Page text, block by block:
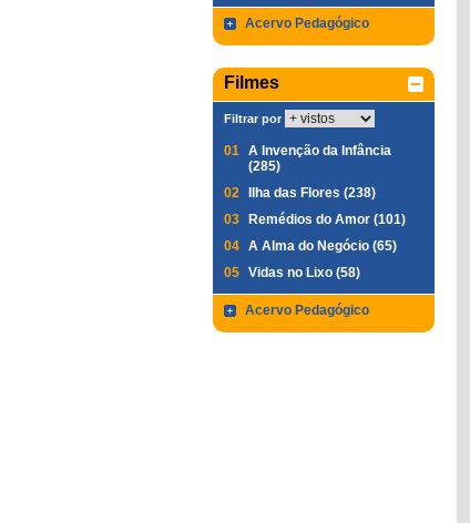
Acervo Pedagógico
Filmes
Filtrar por
01 A Invenção da Infância
(285)
02
Ilha das Flores (238)
03
Remédios do Amor (101)
04 A Alma do Negócio (65)
05 Vidas no Lixo (58)
Acervo Pedagógico